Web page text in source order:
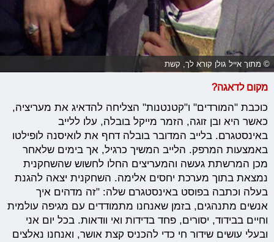
© מתוך אייל גולן קורא לך, קשת
מקום לדאגה?
כוכבת "המורדים" ו"קטנטנות" הצליחה להדאיג את מעריציה,
כאשר היא ובן זוגה, הזמר מייקל בובלה, עלו ללייב
באינסטגרם. בלייב המדובר בובלה דחף את לואיסנה לופילטו
באמצעות המרפק. הלייב המשיך כרגיל, אך בימים שלאחר
מכן המרשתת געשה והמעריצים החלו לחשוש שהשחקנית
נמצאת בתוך מערכת יחסים אלימה. השחקנית יצאה להגנת
בעלה וכתבה בפוסט באינסטגרם שלה: "זה מדהים איך
אנשים מתנהגים, בזמן שאנחנו מתמודדים עם מגיפה עולמית
וחיים בבידוד, יסורים, פחד בדידות ואי וודאות. בכל יום אני
ובעלי עושים שידור חי כדי להכניס קצת אושר, ואנחנו נאלצים